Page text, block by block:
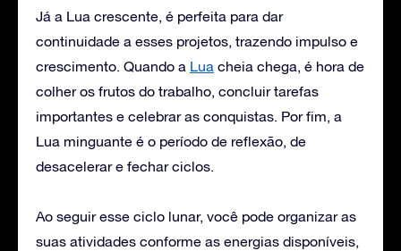
Já a Lua crescente, é perfeita para dar
continuidade a esses projetos, trazendo impulso e
crescimento. Quando a Lua cheia chega, é hora de
colher os frutos do trabalho, concluir tarefas
importantes e celebrar as conquistas. Por fim, a
Lua minguante é o período de reflexão, de
desacelerar e fechar ciclos.
Ao seguir esse ciclo lunar, você pode organizar as
suas atividades conforme as energias disponíveis,